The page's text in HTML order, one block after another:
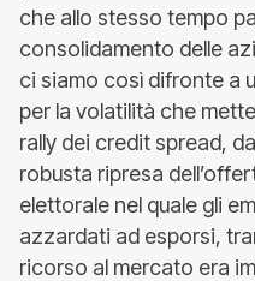
che allo stesso tempo
consolidamento delle
ci siamo così difronte a
per la volatilità che
rally dei credit spread,
robusta ripresa
elettorale nel quale gli
azzardati ad esporsi,
ricorso al mercato era